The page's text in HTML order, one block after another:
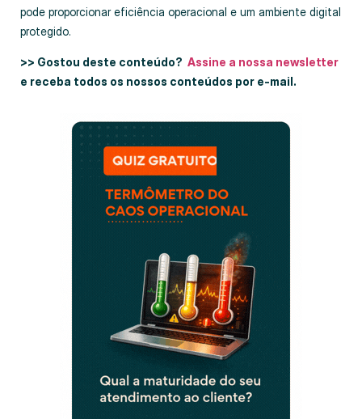
pode proporcionar eficiência operacional e um ambiente digital
protegido.
>> Gostou deste conteúdo? Assine a nossa newsletter
e receba todos os nossos conteúdos por e-mail.